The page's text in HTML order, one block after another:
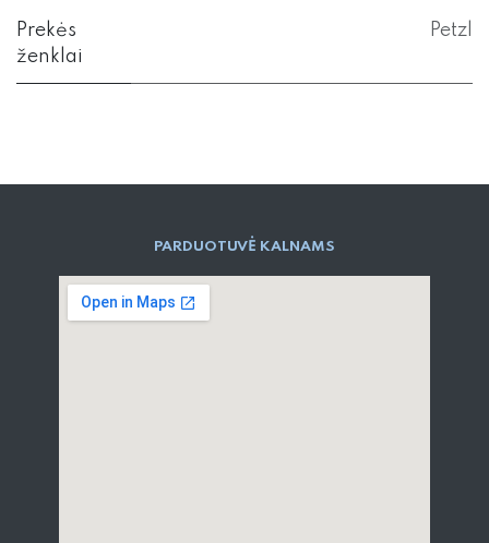
Prekės
ženklai
Petzl
PARD​UOTUVĖ​ KALNAMS